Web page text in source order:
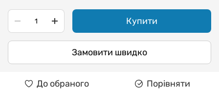
Купити
Замовити швидко
До обраного Порівняти